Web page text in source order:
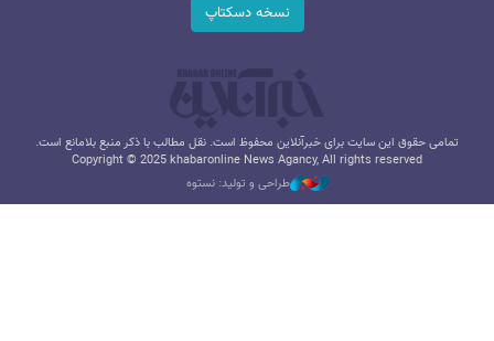
نسخه دسکتاپ
تمامی حقوق این سایت برای خبرآنلاین محفوظ است. نقل مطالب با ذکر منبع بلامانع است.
Copyright © 2025 khabaronline News Agancy, All rights reserved
طراحی و تولید: نستوه